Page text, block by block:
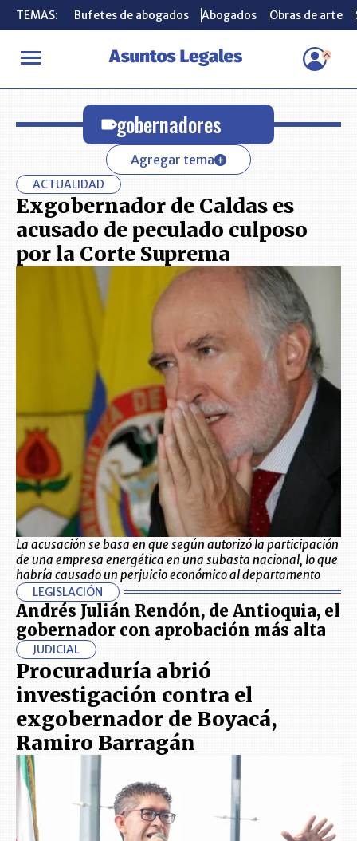
TEMAS: Bufetes de abogados Abogados Obras de arte
INICIO gobernadores
TEMAS: Bufetes de abogados Abogados Obras de arte
gobernadores
Agregar tema
ACTUALIDAD
Exgobernador de Caldas es
acusado de peculado culposo
por la Corte Suprema
La acusación se basa en que según autorizó la participación
de una empresa energética en una subasta nacional, lo que
habría causado un perjuicio económico al departamento
LEGISLACIÓN
Andrés Julián Rendón, de Antioquia, el
gobernador con aprobación más alta
JUDICIAL
Procuraduría abrió
investigación contra el
exgobernador de Boyacá,
Ramiro Barragán